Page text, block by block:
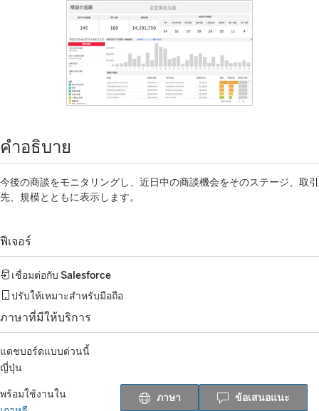
คำอธิบาย
今後の商談をモニタリングし、近日中の商談機会をそのステージ、取引
先、規模とともに表示します。
ฟีเจอร์
เชื่อมต่อกับ Salesforce
ปรับให้เหมาะสำหรับมือถือ
ภาษาที่มีให้บริการ
แดชบอร์ดแบบด่วนนี้
ญี่ปุ่น
พร้อมใช้งานใน
ภาษา ข้อเสนอแนะ